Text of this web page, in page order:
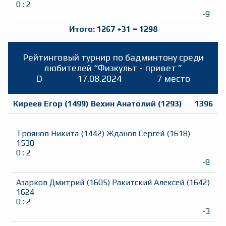
0 : 2
-9
Итого: 1267 +31 = 1298
Рейтинговый турнир по бадминтону среди
любителей “Физкульт - привет ”
D
17.08.2024 7 место
Киреев Егор (1499) Вехин Анатолий (1293) 1396
Троянов Никита (1442) Жданов Сергей (1618)
1530
0 : 2
-8
Азарков Дмитрий (1605) Ракитский Алексей (1642)
1624
0 : 2
-3